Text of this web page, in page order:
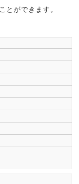
とができます。